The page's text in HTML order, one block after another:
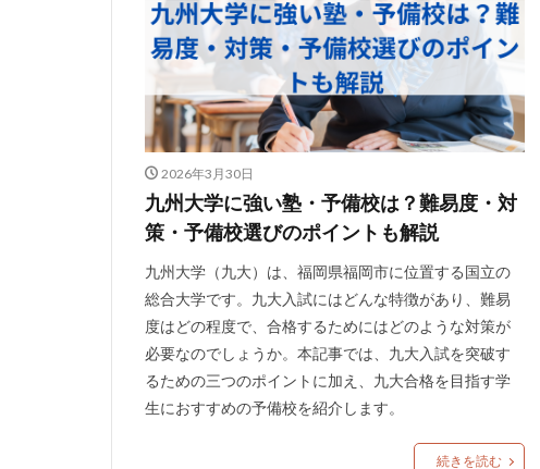
2026年3月30日
九州大学に強い塾・予備校は？難易度・対
策・予備校選びのポイントも解説
九州大学（九大）は、福岡県福岡市に位置する国立の
総合大学です。九大入試にはどんな特徴があり、難易
度はどの程度で、合格するためにはどのような対策が
必要なのでしょうか。本記事では、九大入試を突破す
るための三つのポイントに加え、九大合格を目指す学
生におすすめの予備校を紹介します。
続きを読む